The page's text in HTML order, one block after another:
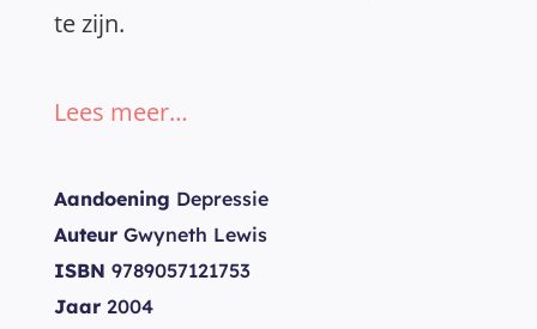
te zijn.
Lees meer…
Aandoening Depressie
Auteur Gwyneth Lewis
ISBN 9789057121753
Jaar 2004